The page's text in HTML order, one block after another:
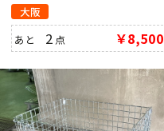
大阪
あと 2 点 ￥8,500